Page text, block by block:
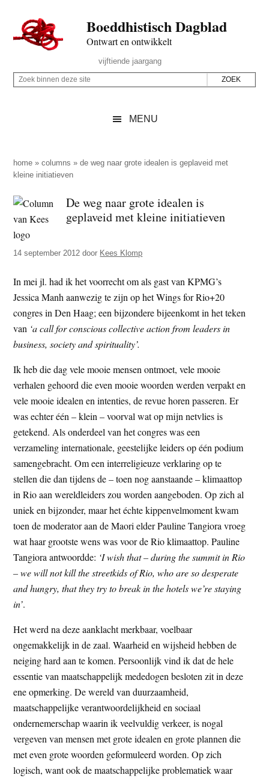
naar
de
inhoud
secondary
naar
de
sidebar
naar
de
Boeddhistisch Dagblad
Ontwart en ontwikkelt
Rechts
vijftiende jaargang
Z
p
d
e
z
e
s
t
e
Z
i
n
e
n
d
e
e
s
i
t
e
MENU
home »columns »de weg naar grote idealen is geplaveid met
kleine initiatieven
De weg naar grote idealen is
geplaveid met kleine initiatieven
14 september 2012 door Kees Klomp
In mei jl. had ik het voorrecht om als gast van KPMG’s
Jessica Manh aanwezig te zijn op het Wings for Rio+20
congres in Den Haag; een bijzondere bijeenkomt in het teken
van ‘a call for conscious collective action from leaders in
business, society and spirituality’.
Ik heb die dag vele mooie mensen ontmoet, vele mooie
verhalen gehoord die even mooie woorden werden verpakt en
vele mooie idealen en intenties, de revue horen passeren. Er
was echter één – klein – voorval wat op mijn netvlies is
getekend. Als onderdeel van het congres was een
verzameling internationale, geestelijke leiders op één podium
samengebracht. Om een interreligieuze verklaring op te
stellen die dan tijdens de – toen nog aanstaande – klimaattop
in Rio aan wereldleiders zou worden aangeboden. Op zich al
uniek en bijzonder, maar het échte kippenvelmoment kwam
toen de moderator aan de Maori elder Pauline Tangiora vroeg
wat haar grootste wens was voor de Rio klimaattop. Pauline
Tangiora antwoordde: ‘I wish that – during the summit in Rio
– we will not kill the streetkids of Rio, who are so desperate
and hungry, that they try to break in the hotels we’re staying
in’.
Het werd na deze aanklacht merkbaar, voelbaar
ongemakkelijk in de zaal. Waarheid en wijsheid hebben de
neiging hard aan te komen. Persoonlijk vind ik dat de hele
essentie van maatschappelijk mededogen besloten zit in deze
ene opmerking. De wereld van duurzaamheid,
maatschappelijke verantwoordelijkheid en sociaal
ondernemerschap waarin ik veelvuldig verkeer, is nogal
vergeven van mensen met grote idealen en grote plannen die
met even grote woorden geformuleerd worden. Op zich
logisch, want ook de maatschappelijke problematiek waar